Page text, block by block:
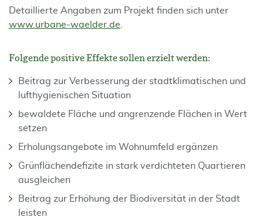
Detaillierte Angaben zum Projekt finden sich unter
www.urbane-waelder.de
Folgende positive Effekte sollen erzielt werden:
Beitrag zur Verbesserung der stadtklimatischen und
lufthygienischen Situation
bewaldete Fläche und angrenzende Flächen in Wert
setzen
Erholungsangebote im Wohnumfeld ergänzen
Grünflächendefizite in stark verdichteten Quartieren
ausgleichen
Beitrag zur Erhöhung der Biodiversität in der Stadt
leisten